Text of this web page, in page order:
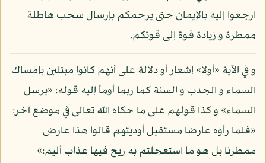
ارجعوا إليه بالإيمان حتى يرحمكم بإرسال سحب هاطلة
ممطرة و زيادة قوة إلى قوتكم.
و في الآية «أولا» إشعار أو دلالة على أنهم كانوا مبتلين بإمساك
السماء و الجدب و السنة كما ربما أومأ إليه قوله: «يرسل
السماء» و كذا قولهم على ما حكاه الله تعالى في موضع آخر:
«فلما رأوه عارضا مستقبل أوديتهم قالوا هذا عارض
ممطرنا بل هو ما استعجلتم به ريح فيها عذاب أليم:»